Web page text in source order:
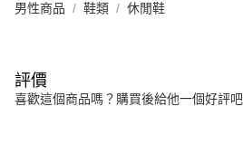
男性商品 鞋類 休閒鞋
評價
喜歡這個商品嗎？購買後給他一個好評吧